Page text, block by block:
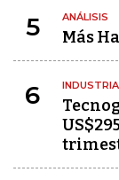
5 ANÁLISIS
Más
6 INDUSTRIA